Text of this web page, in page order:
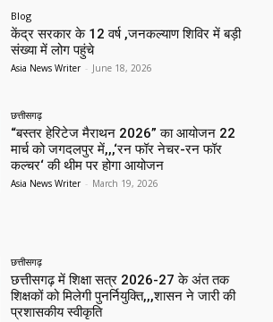
Blog
केंद्र सरकार के 12 वर्ष ,जनकल्याण शिविर में बड़ी
संख्या में लोग पहुंचे
Asia News Writer - June 18, 2026
छत्तीसगढ़
“बस्तर हेरिटेज मैराथन 2026” का आयोजन 22
मार्च को जगदलपुर में,,,‘रन फॉर नेचर-रन फॉर
कल्चर‘ की थीम पर होगा आयोजन
Asia News Writer - March 19, 2026
छत्तीसगढ़
छत्तीसगढ़ में शिक्षा सत्र 2026-27 के अंत तक
शिक्षकों को मिलेगी पुनर्नियुक्ति,,,शासन ने जारी की
प्रशासकीय स्वीकृति